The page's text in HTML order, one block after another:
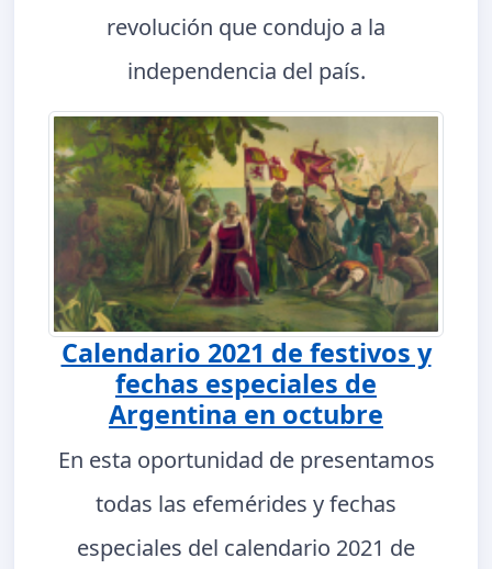
revolución que condujo a la
independencia del país.
Calendario 2021 de festivos y
fechas especiales de
Argentina en octubre
En esta oportunidad de presentamos
todas las efemérides y fechas
especiales del calendario 2021 de